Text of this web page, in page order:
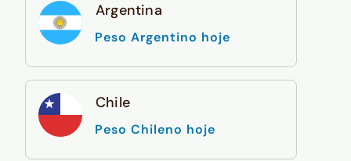
Argentina
Peso Argentino hoje
Chile
Peso Chileno hoje